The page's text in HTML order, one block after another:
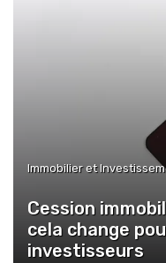
Immobilier et
Cession
cela change
investisseurs